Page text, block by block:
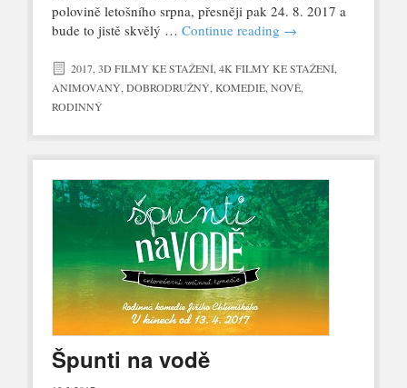
polovině letošního srpna, přesněji pak 24. 8. 2017 a
bude to jistě skvělý … Continue reading →
2017, 3D FILMY KE STAŽENÍ, 4K FILMY KE STAŽENÍ,
ANIMOVANÝ DOBRODRUŽNÝ KOMEDIE, NOVÉ,
RODINNÝ
Špunti na vodě